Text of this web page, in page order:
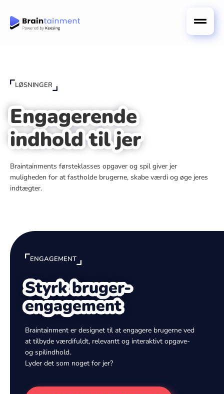
LØSNINGER
Engagerende
indhold til jer
Braintainments førsteklasses opgaver og spil giver jer
muligheden for at fastholde brugerne, skabe værdi og øge jeres
indtægter.
ENGAGEMENT
Styrk bruger-
engagement
Braintainment er designet til at engagere brugerne ved
at tilbyde værdifuldt, relevantt og interaktivt opgave-
og spilindhold.
Lyder det som noget for jer?